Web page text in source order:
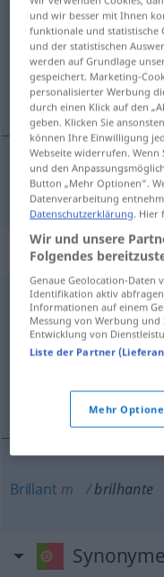
Übersicht aller
(Für mehr Details die
glänzend
glänzend brilhante
brilhante [briˈʎɜ̃tɨ]m
Übersicht aller
(Für mehr Details die
Brillant
Brillant m brilhante
und wir besser mit Ihnen
funktionale und statistische
und der statistischen
werden auf Grundlage
gespeichert. Marketing-
personalisierter Werbung
durch einen Klick auf den
geben. Klicken Sie
können Ihre Einwilligung
Webseite widerrufen.
und den
Button „Mehr Optionen“.
Datenverarbeitung
Datenschutzerklärung .
Wir und unsere
Folgendes
Genaue Geolocation-Daten
Identifikation aktiv
Informationen auf einem
Messung von Werbung
Entwicklung von
Liste der Partner
Mehr